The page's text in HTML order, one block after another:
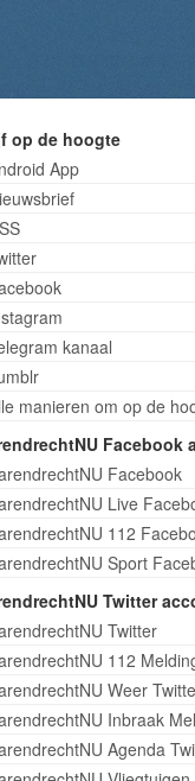
op de hoogte
App
kanaal
manieren om op de
Facebook
Facebook
Live
112
Sport
Twitter
Twitter
112
Weer
Inbraak
Agenda